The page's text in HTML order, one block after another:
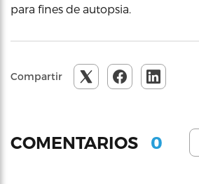
para fines de autopsia.
Compartir
COMENTARIOS 0